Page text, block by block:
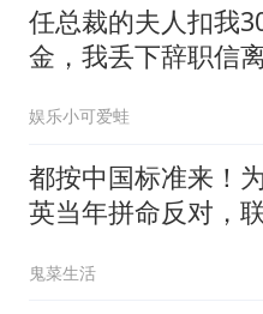
任总裁的夫人扣我
金，我丢下辞职信
你签约
娱乐小可爱蛙
都按中国标准来！
英当年拼命反对，
鬼菜生活